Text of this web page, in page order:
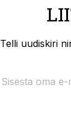
Telli uudiskiri